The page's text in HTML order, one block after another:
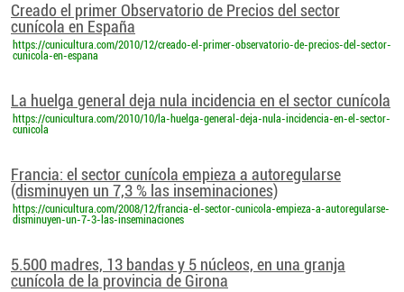
Creado el primer Observatorio de Precios del sector
cunícola en España
https://cunicultura.com/2010/12/creado-el-primer-observatorio-de-precios-del-sector-
cunicola-en-espana
La huelga general deja nula incidencia en el sector cunícola
https://cunicultura.com/2010/10/la-huelga-general-deja-nula-incidencia-en-el-sector-
cunicola
Francia: el sector cunícola empieza a autoregularse
(disminuyen un 7,3 % las inseminaciones)
https://cunicultura.com/2008/12/francia-el-sector-cunicola-empieza-a-autoregularse-
disminuyen-un-7-3-las-inseminaciones
5.500 madres, 13 bandas y 5 núcleos, en una granja
cunícola de la provincia de Girona